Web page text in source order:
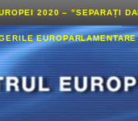
2020 – ”SEPARAȚI